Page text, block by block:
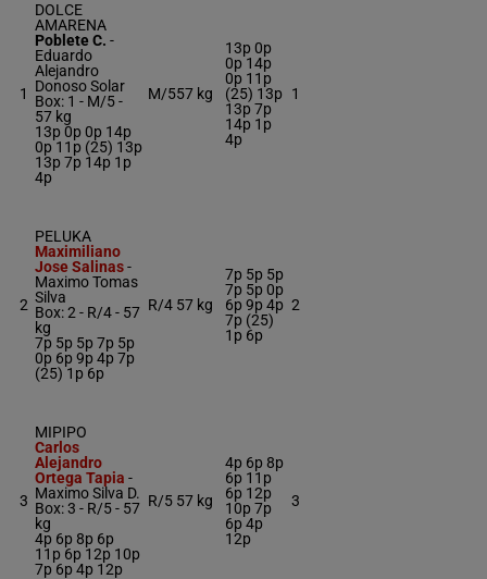
1
DOLCE
AMARENA
Poblete C. -
Eduardo
Alejandro
Donoso Solar
Box: 1 - M/5 -
57 kg
13p 0p 0p 14p
0p 11p (25) 13p
13p 7p 14p 1p
4p
M/557 kg
13p 0p
0p 14p
0p 11p
(25) 13p
13p 7p
14p 1p
4p
1
2
PELUKA
Maximiliano
Jose Salinas-
Maximo Tomas
Silva
Box: 2 - R/4 - 57
kg
7p 5p 5p 7p 5p
0p 6p 9p 4p 7p
(25) 1p 6p
R/4 57 kg
7p 5p 5p
7p 5p 0p
6p 9p 4p
7p (25)
1p 6p
2
3
MIPIPO
Carlos
Alejandro
Ortega Tapia -
Maximo Silva D.
Box: 3 - R/5 - 57
kg
4p 6p 8p 6p
11p 6p 12p 10p
7p 6p 4p 12p
R/5 57 kg
4p 6p 8p
6p 11p
6p 12p
10p 7p
6p 4p
12p
3